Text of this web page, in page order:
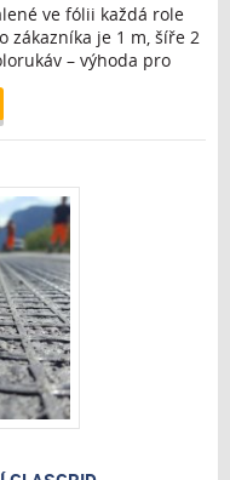
ve fólii každá role
zákazníka je 1 m, šíře 2
– výhoda pro
&nbs ...